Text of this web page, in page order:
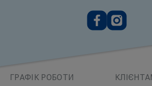
ГРАФІК РОБОТИ